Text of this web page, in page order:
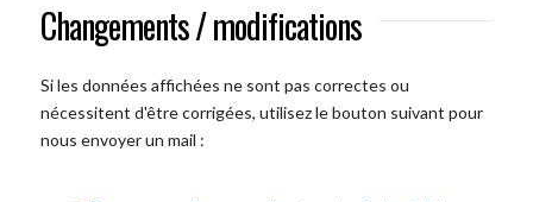
Changements / modifications
Si les données affichées ne sont pas correctes ou
nécessitent d'être corrigées, utilisez le bouton suivant pour
nous envoyer un mail :